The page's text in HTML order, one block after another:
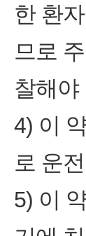
한 환
므로
찰해야
4) 이
로 운
5) 이